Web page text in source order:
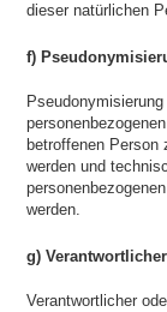
dieser natürlichen
f)
betroffenen Person
werden und
werden.
g)
Verantwortlicher